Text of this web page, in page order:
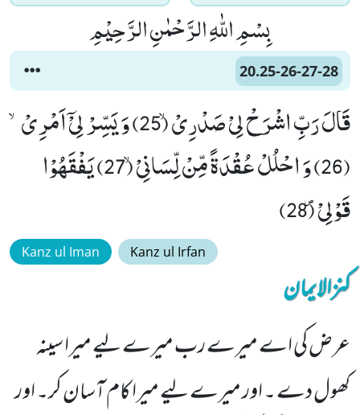
بِسْمِ اللّٰهِ الرَّحْمٰنِ الرَّحِیْمِ
20.25-26-27-28
قَالَ رَبِّ اشْرَحْ لِیْ صَدْرِیْۙ (25) وَ یَسِّرْ لِیْۤ اَمْرِیْۙ
(26) وَ احْلُلْ عُقْدَةً مِّنْ لِّسَانِیْۙ (27) یَفْقَهُوْا
قَوْلِیْ۪ (28)
Kanz ul Iman Kanz ul Irfan
کنزالایمان
عرض کی اے میرے رب میرے لیے میرا سینہ
کھول دے ۔ اور میرے لیے میرا کام آسان کر۔ اور